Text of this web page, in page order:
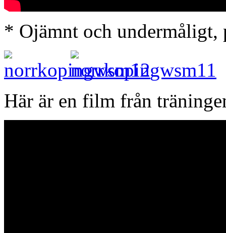
* Ojämnt och undermåligt,
Här är en film från